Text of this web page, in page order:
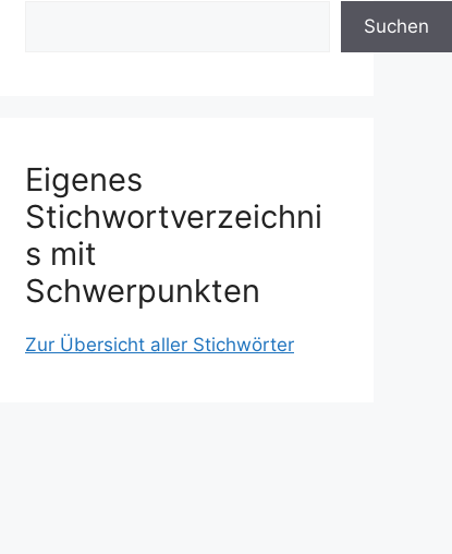
Suchen
Eigenes
Stichwortverzeichni
s mit
Schwerpunkten
Zur Übersicht aller Stichwörter